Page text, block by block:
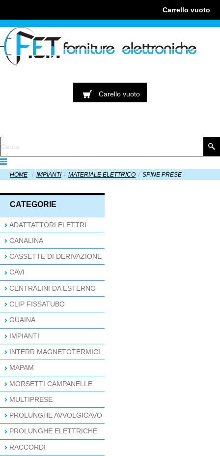
Carrello vuoto
Carello vuoto
HOME IMPIANTI MATERIALE ELETTRICO SPINE PRESE
CATEGORIE
ADATTATTORI ELETTRI
CANALINA
CASSETTE DI DERIVAZIONE
CAVI
CENTRALINI DA ESTERNO
CLIP FISSATUBO
GUAINA
IMPIANTI
INTERR MAGNETOTERMICI
MAPAM
MORSETTI CAMPANELLE
MULTIPRESE
PROLUNGHE AVVOLGICAVO
PROLUNGHE ELETTRICHE
RACCORDI